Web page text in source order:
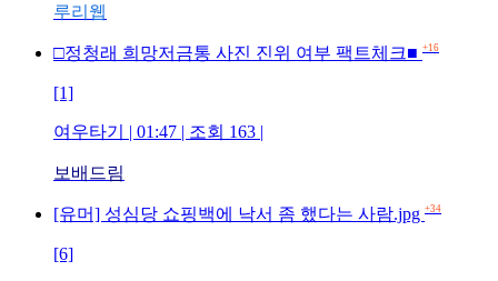
루리웹
□정청래 희망저금통 사진 진위 여부 팩트체크■ +16
[1]
여우타기 | 01:47 | 조회 163 |
보배드림
[유머] 성심당 쇼핑백에 낙서 좀 했다는 사람.jpg +34
[6]